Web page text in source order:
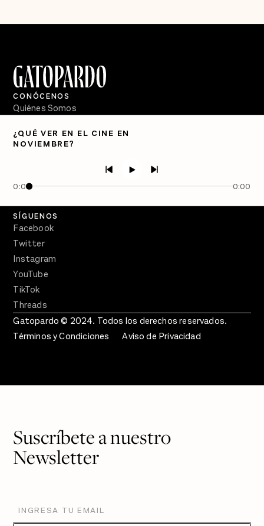
¿QUÉ VER EN EL CINE EN
NOVIEMBRE?
0:00 0:00
CONÓCENOS
Quiénes Somos
PÓDCASTS
Crecer en Distopía
SÍGUENOS
Facebook
Twitter
Instagram
YouTube
TikTok
Threads
Gatopardo © 2024. Todos los derechos reservados.
Términos y Condiciones
Aviso de Privacidad
Suscríbete a nuestro
Newsletter